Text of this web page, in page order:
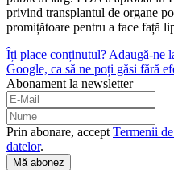
privind transplantul de organe
promițătoare pentru a face față
Îți place conținutul? Adaugă-ne
Google, ca să ne poți găsi fără
Abonament la newsletter
Prin abonare, accept Termenii
datelor.
Mă abonez